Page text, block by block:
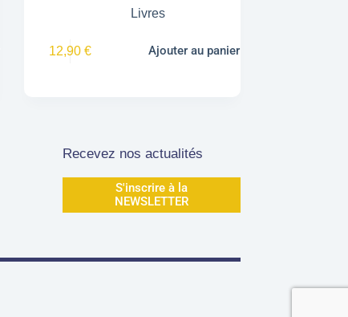
Livres
12,90 € Ajouter au panier
Recevez nos actualités
S'inscrire à la
NEWSLETTER